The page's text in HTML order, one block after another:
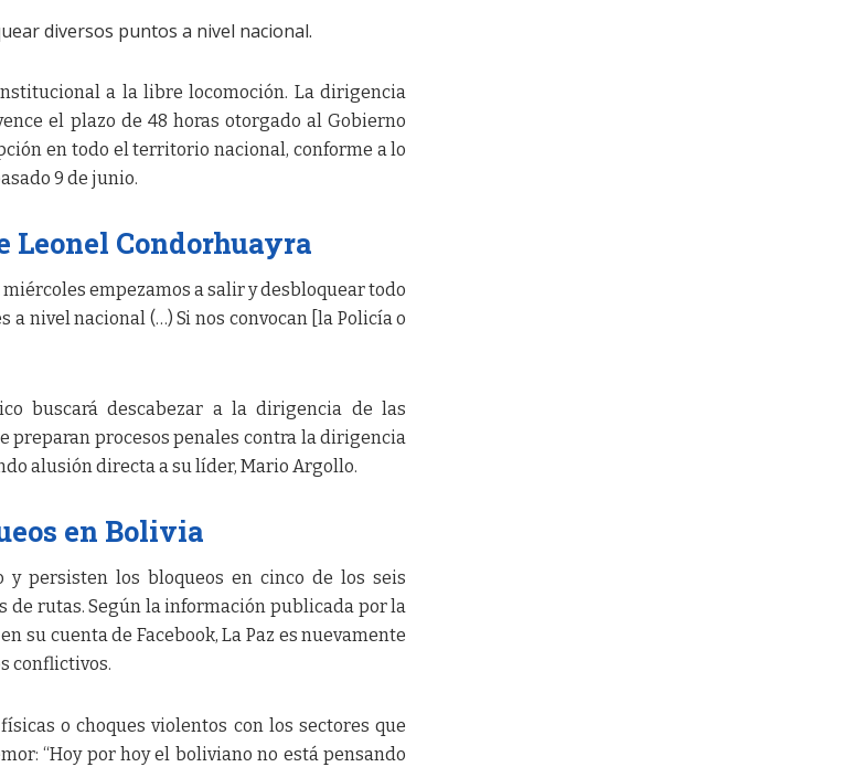
diversos puntos a nivel nacional.
a la libre locomoción. La dirigencia
el plazo de 48 horas otorgado al Gobierno
en todo el territorio nacional, conforme a lo
9 de junio.
Leonel Condorhuayra
miércoles empezamos a salir y desbloquear todo
a nivel nacional (…) Si nos convocan [la Policía o
buscará descabezar a la dirigencia de las
preparan procesos penales contra la dirigencia
alusión directa a su líder, Mario Argollo.
en Bolivia
persisten los bloqueos en cinco de los seis
de rutas. Según la información publicada por la
su cuenta de Facebook, La Paz es nuevamente
conflictivos.
o choques violentos con los sectores que
“Hoy por hoy el boliviano no está pensando